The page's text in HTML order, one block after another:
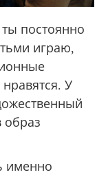
постоянно
играю,
У
образ
именно